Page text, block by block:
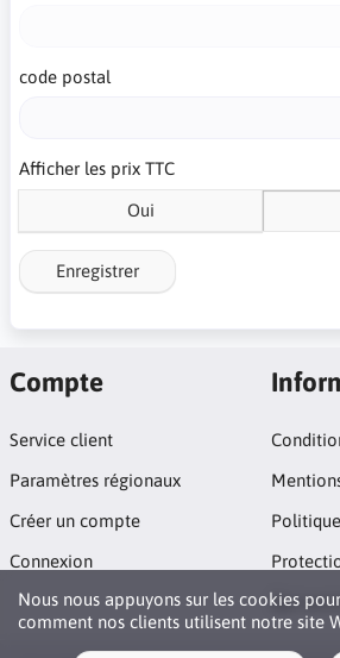
code postal
Afficher les prix TTC
Oui
Enregistrer
Nous nous appuyons sur les cookies
comment nos clients utilisent notre site
Compte
Service client
Paramètres régionaux
Créer un compte
Connexion
Qui